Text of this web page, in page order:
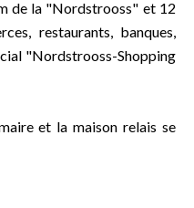
de la "Nordstrooss" et 12
restaurants, banques,
"Nordstrooss-Shopping
et la maison relais se